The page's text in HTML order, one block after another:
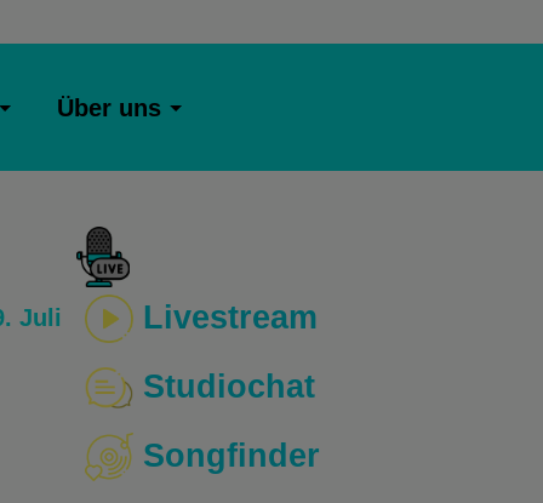
Über uns
Juli
Livestream
Studiochat
Songfinder